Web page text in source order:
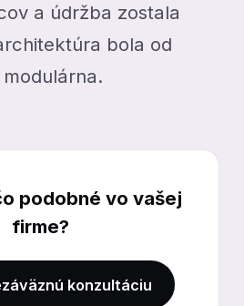
a údržba zostala
bola od
podobné vo vašej
firme?
konzultáciu